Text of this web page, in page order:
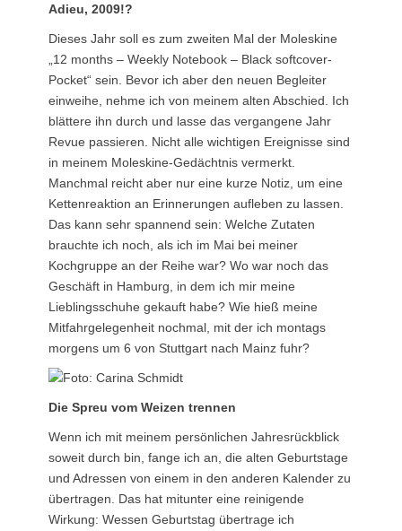
Adieu, 2009!?
Dieses Jahr soll es zum zweiten Mal der Moleskine
„12 months – Weekly Notebook – Black softcover-
Pocket“ sein. Bevor ich aber den neuen Begleiter
einweihe, nehme ich von meinem alten Abschied. Ich
blättere ihn durch und lasse das vergangene Jahr
Revue passieren. Nicht alle wichtigen Ereignisse sind
in meinem Moleskine-Gedächtnis vermerkt.
Manchmal reicht aber nur eine kurze Notiz, um eine
Kettenreaktion an Erinnerungen aufleben zu lassen.
Das kann sehr spannend sein: Welche Zutaten
brauchte ich noch, als ich im Mai bei meiner
Kochgruppe an der Reihe war? Wo war noch das
Geschäft in Hamburg, in dem ich mir meine
Lieblingsschuhe gekauft habe? Wie hieß meine
Mitfahrgelegenheit nochmal, mit der ich montags
morgens um 6 von Stuttgart nach Mainz fuhr?
Die Spreu vom Weizen trennen
Wenn ich mit meinem persönlichen Jahresrückblick
soweit durch bin, fange ich an, die alten Geburtstage
und Adressen von einem in den anderen Kalender zu
übertragen. Das hat mitunter eine reinigende
Wirkung: Wessen Geburtstag übertrage ich